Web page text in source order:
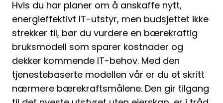
Hvis du har planer om å anskaffe nytt,
energieffektivt IT-utstyr, men budsjettet ikke
strekker til, bør du vurdere en bærekraftig
bruksmodell som sparer kostnader og
dekker kommende IT-behov. Med den
tjenestebaserte modellen vår er du et skritt
nærmere bærekraftsmålene. Den gir tilgang